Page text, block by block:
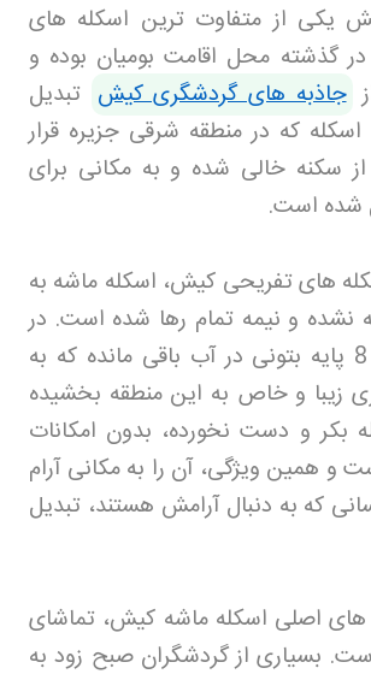
یکی از متفاوت ترین اسکله های
گذشته محل اقامت بومیان بوده و
جاذبه های گردشگری کیش تبدیل
که در منطقه شرقی جزیره قرار
از سکنه خالی شده و به مکانی برای
شده است.
های تفریحی کیش، اسکله ماشه به
نشده و نیمه تمام رها شده است. در
حال حاضر تنها 8 پایه بتونی در آب باقی مانده که به
زیبا و خاص به این منطقه بخشیده
بکر و دست نخورده، بدون امکانات
و همین ویژگی، آن را به مکانی آرام
که به دنبال آرامش هستند، تبدیل
اصلی اسکله ماشه کیش، تماشای
بسیاری از گردشگران صبح زود به